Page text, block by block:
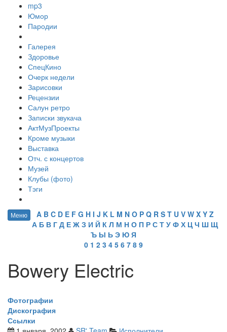
mp3
Юмор
Пародии
Галерея
Здоровье
СпецКино
Очерк недели
Зарисовки
Рецензии
Салун ретро
Записки звукача
АктМузПроекты
Кроме музыки
Выставка
Отч. с концертов
Музей
Клубы (фото)
Тэги
Меню A B C D E F G H I J K L M N O P Q R S T U V W X Y Z
А Б В Г Д Е Ж З И Й К Л М Н О П Р С Т У Ф Х Ц Ч Ш Щ
Ъ Ы Ь Э Ю Я
0 1 2 3 4 5 6 7 8 9
Bowery Electric
Фотографии
Дискография
Ссылки